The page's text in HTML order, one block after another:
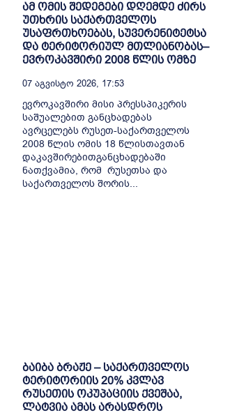
ამ ომის შედეგები დღემდე ძირს
უთხრის საქართველოს
უსაფრთხოებას, სუვერენიტეტსა
და ტერიტორიულ მთლიანობას–
ევროკავშირი 2008 წლის ომზე
07 Აგვისტო 2026, 17:53
ევროკავშირი მისი პრესსპიკერის
საშუალებით განცხადებას
ავრცელებს რუსეთ-საქართველოს
2008 წლის ომის 18 წლისთავთან
დაკავშირებითგანცხადებაში
ნათქვამია, რომ რუსეთსა და
საქართველოს შორის...
ბაიბა ბრაჟე – საქართველოს
ტერიტორიის 20% კვლავ
რუსეთის ოკუპაციის ქვეშაა,
ლატვია ამას არასდროს